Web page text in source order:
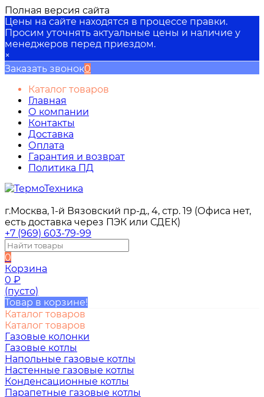
Полная версия сайта
Цены на сайте находятся в процессе правки.
Просим уточнять актуальные цены и наличие у
менеджеров перед приездом.
×
Заказать звонок0
Каталог товаров
Главная
О компании
Контакты
Доставка
Оплата
Гарантия и возврат
Политика ПД
г.Москва, 1-й Вязовский пр-д., 4, стр. 19 (Офиса нет,
есть доставка через ПЭК или СДЕК)
+7 (969) 603-79-99
0
Корзина
0 ₽
(пусто)
Товар в корзине!
Каталог товаров
Каталог товаров
Газовые колонки
Газовые котлы
Напольные газовые котлы
Настенные газовые котлы
Конденсационные котлы
Парапетные газовые котлы